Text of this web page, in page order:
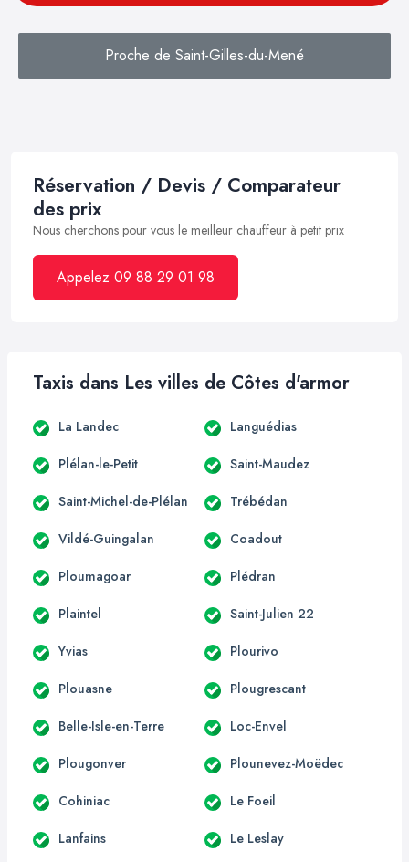
Proche de Saint-Gilles-du-Mené
Réservation / Devis / Comparateur
des prix
Nous cherchons pour vous le meilleur chauffeur à petit prix
Appelez 09 88 29 01 98
Taxis dans Les villes de Côtes d'armor
La Landec Languédias
Plélan-le-Petit Saint-Maudez
Saint-Michel-de-Plélan Trébédan
Vildé-Guingalan Coadout
Ploumagoar Plédran
Plaintel Saint-Julien 22
Yvias Plourivo
Plouasne Plougrescant
Belle-Isle-en-Terre Loc-Envel
Plougonver Plounevez-Moëdec
Cohiniac Le Foeil
Lanfains Le Leslay